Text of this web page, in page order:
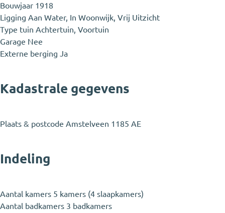
Bouwjaar 1918
Ligging Aan Water, In Woonwijk, Vrij Uitzicht
Type tuin Achtertuin, Voortuin
Garage Nee
Externe berging Ja
Kadastrale gegevens
Plaats & postcode Amstelveen 1185 AE
Indeling
Aantal kamers 5 kamers (4 slaapkamers)
Aantal badkamers 3 badkamers